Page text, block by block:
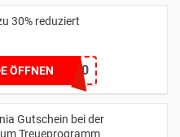
30% reduziert
ÖFFNENUNO30
Gutschein bei der
Treueprogramm